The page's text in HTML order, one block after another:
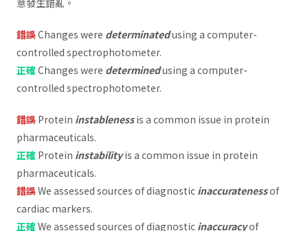
意發生錯亂。
錯誤Changes were determinatedusing a computer-
controlled spectrophotometer.
正確 Changes were determinedusing a computer-
controlled spectrophotometer.
錯誤 Protein instablenessis a common issue in protein
pharmaceuticals.
正確 Protein instabilityis a common issue in protein
pharmaceuticals.
錯誤We assessed sources of diagnostic inaccuratenessof
cardiac markers.
正確 We assessed sources of diagnostic inaccuracyof